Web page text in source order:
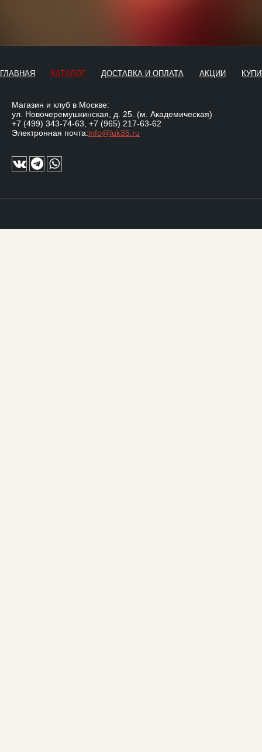
ГЛАВНАЯ КАТАЛОГ ДОСТАВКА И ОПЛАТА АКЦИИ
Магазин и клуб в Москве:
ул. Новочеремушкинская, д. 25. (м. Академическая)
+7 (499) 343-74-63 +7 (965) 217-63-62
Электронная почта:info@luk35.ru